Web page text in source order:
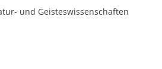
und Geisteswissenschaften